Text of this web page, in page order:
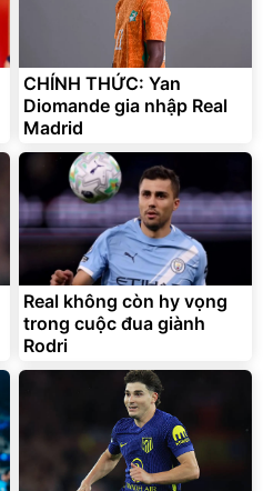
Xe đạp điện trợ lực G-
Force C14 gấp gọn bỏ cốp
tiện lợi
9.900.000đ
7.092.000 đ
Đang xem nhiều
G-FORCE VIETNA
CHÍNH THỨC: Yan
Diomande gia nhập Real
Madrid
Real không còn hy vọng
trong cuộc đua giành
Rodri